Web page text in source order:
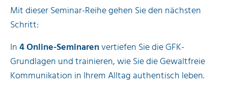
Mit dieser Seminar-Reihegehen Sie den nächsten
Schritt:
In4 Online-Seminarenvertiefen Sie die GFK-
Grundlagen und trainieren, wie Sie die Gewaltfreie
Kommunikation in Ihrem Alltag authentisch leben.